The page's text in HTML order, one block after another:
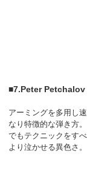
■7.Peter
アーミングを多用し
なり特徴的な弾き方。
でもテクニックをす
より泣かせる異色さ。